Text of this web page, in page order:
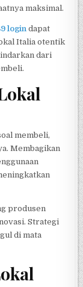
maksimal.
login dapat
Italia otentik
dari
membeli,
Membagikan
produsen
Strategi
di mata